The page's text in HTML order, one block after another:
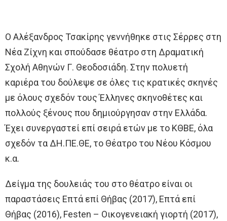
Ο Αλέξανδρος Τσακίρης γεννήθηκε στις Σέρρες στη
Νέα Ζίχνη και σπούδασε θέατρο στη Δραματική
Σχολή Αθηνών Γ. Θεοδοσιάδη. Στην πολυετή
καριέρα του δούλεψε σε όλες τις κρατικές σκηνές
με όλους σχεδόν τους Έλληνες σκηνοθέτες και
πολλούς ξένους που δημιούργησαν στην Ελλάδα.
Έχει συνεργαστεί επί σειρά ετών με το ΚΘΒΕ, όλα
σχεδόν τα ΔΗ.ΠΕ.ΘΕ, το Θέατρο του Νέου Κόσμου
κ.α.
Δείγμα της δουλειάς του στο θέατρο είναι οι
παραστάσεις ​Επτά επί Θήβας (2017), Επτά επί
Θήβας (2016), Festen – Οικογενειακή γιορτή (2017),